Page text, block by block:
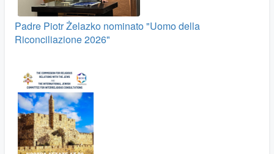
Padre Piotr Żelazko nominato "Uomo della
Riconciliazione 2026"